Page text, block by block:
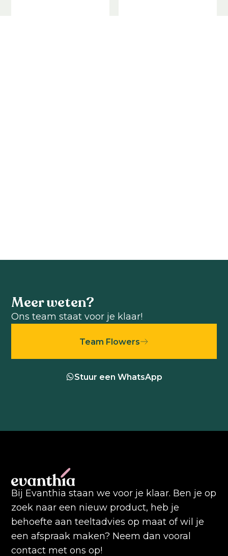
Meer weten?
Ons team staat voor je klaar!
Team Flowers
Stuur een WhatsApp
Bij Evanthia staan we voor je klaar. Ben je op
zoek naar een nieuw product, heb je
behoefte aan teeltadvies op maat of wil je
een afspraak maken? Neem dan vooral
contact met ons op!